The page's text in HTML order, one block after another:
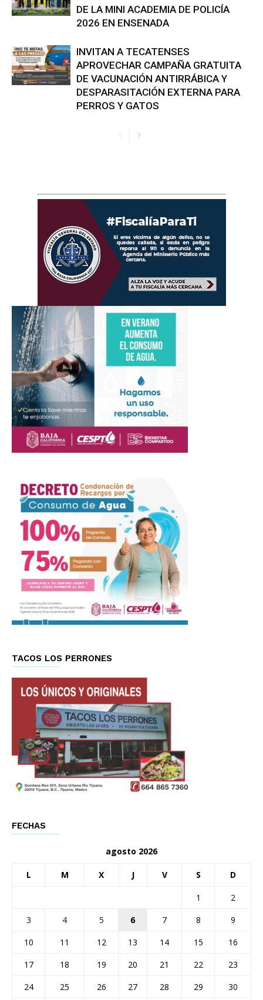
DE LA MINI ACADEMIA DE POLICÍA
2026 EN ENSENADA
INVITAN A TECATENSES
APROVECHAR CAMPAÑA GRATUITA
DE VACUNACIÓN ANTIRRÁBICA Y
DESPARASITACIÓN EXTERNA PARA
PERROS Y GATOS
TACOS LOS PERRONES
FECHAS
agosto 2026
L M X J V S D
1
2
3
4 5 6 7 8
9
10
11 12 13 14 15
16
17
18 19 20 21 22
23
24
25 26 27 28 29
30